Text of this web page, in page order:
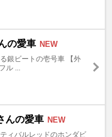
の愛車 NEW
銀ビートの壱号車 【外
ル ...
んの愛車 NEW
ィバルレッドのホンダビ